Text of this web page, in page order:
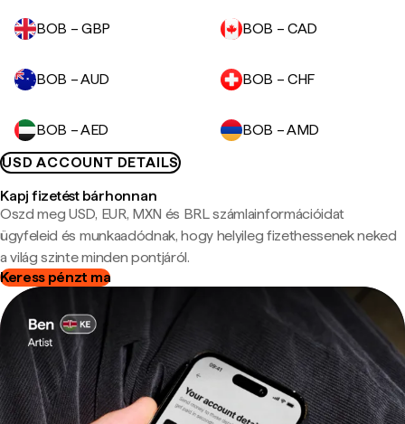
BOB – GBP BOB – CAD
BOB – AUD BOB – CHF
BOB – AED
BOB – AMD
USD ACCOUNT DETAILS
Kapj fizetést bárhonnan
Oszd meg USD, EUR, MXN és BRL számlainformációidat
ügyfeleid és munkaadódnak, hogy helyileg fizethessenek neked
a világ szinte minden pontjáról.
Keress pénzt ma